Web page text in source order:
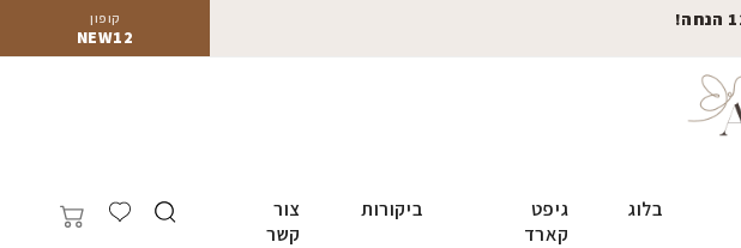
קופון
NEW12
בלוג
גיפט
קארד
ביקורות
צור
קשר